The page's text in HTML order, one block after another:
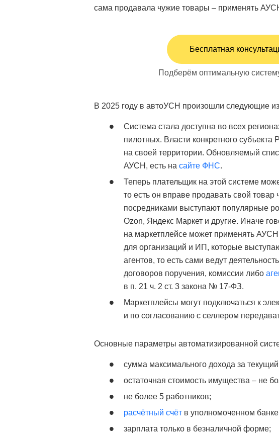
сама продавала чужие товары – применять
Бесплатная
Подберём оптимальную
В 2025 году в автоУСН произошли следующие
Система стала доступна во всех
пилотных. Власти конкретного
на своей территории. Обновляемый
АУСН, есть на сайте ФНС.
Теперь плательщик на этой системе
то есть он вправе продавать свой
посредниками выступают популярные
Ozon, Яндекс Маркет и другие. Иначе
на маркетплейсе может применять
для организаций и ИП, которые
агентов, то есть сами ведут
договоров поручения, комиссии либо
в п. 21 ч. 2 ст. 3 закона № 17-ФЗ.
Маркетплейсы могут подключаться к
и по согласованию с селлером
Основные параметры автоматизированной
сумма максимального дохода за
остаточная стоимость имущества – не
не более 5 работников;
расчётный счёт в уполномоченном
зарплата только в безналичной форме;